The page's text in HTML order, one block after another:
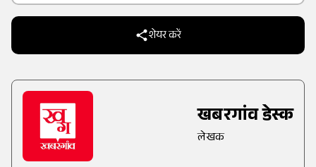
शेयर करें
खबरगांव डेस्क
लेखक